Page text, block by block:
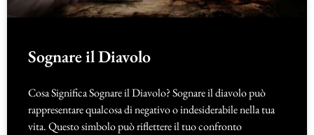
Sognare il Diavolo
Cosa Significa Sognare il Diavolo? Sognare il diavolo può
rappresentare qualcosa di negativo o indesiderabile nella tua
vita. Questo simbolo può riflettere il tuo confronto